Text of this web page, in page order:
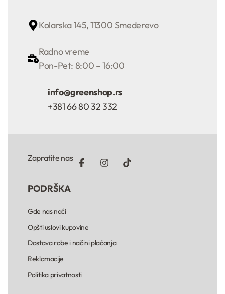
Kolarska 145, 11300 Smederevo
Radno vreme
Pon-Pet: 8:00 – 16:00
info@greenshop.rs
+381 66 80 32 332
Zapratite nas
PODRŠKA
Gde nas naći
Opšti uslovi kupovine
Dostava robe i načini plaćanja
Reklamacije
Politika privatnosti